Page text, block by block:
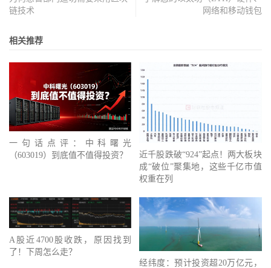
链技术
网络和移动钱包
相关推荐
一句话点评：中科曙光
（603019）到底值不值得投资？
近千股跌破“924”起点！两大板块
成“破位”聚集地，这些千亿市值
权重在列
A股近4700股收跌，原因找到
了！下周怎么走？
经纬度：预计投资超20万亿元，